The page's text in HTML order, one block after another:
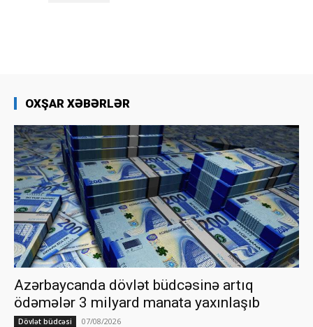
OXŞAR XƏBƏRLƏR
Azərbaycanda dövlət büdcəsinə artıq
ödəmələr 3 milyard manata yaxınlaşıb
Dövlət büdcəsi 07/08/2026